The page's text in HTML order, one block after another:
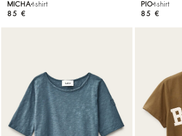
MICHA t-shirt
85 €
PIOt-shirt
85 €